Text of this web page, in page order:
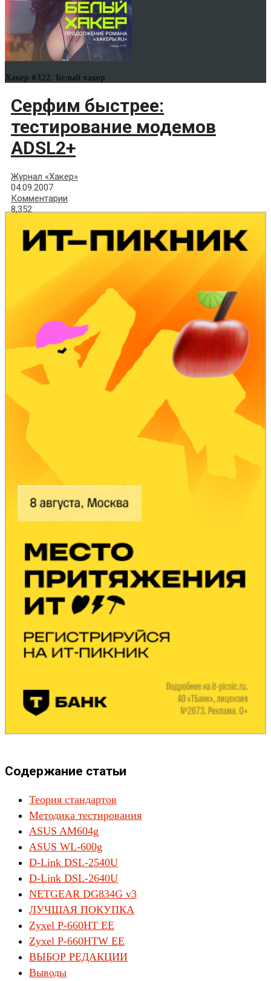
Хакер #322. Белый хакер
Серфим быстрее:
тестирование модемов
ADSL2+
Журнал «Хакер»
04.09.2007
Комментарии
8,352
Содержание статьи
Теория стандартов
Методика тестирования
ASUS AM604g
ASUS WL-600g
D-Link DSL-2540U
D-Link DSL-2640U
NETGEAR DG834G v3
ЛУЧШАЯ ПОКУПКА
Zyxel P-660HT EE
Zyxel P-660HTW EE
ВЫБОР РЕДАКЦИИ
Выводы